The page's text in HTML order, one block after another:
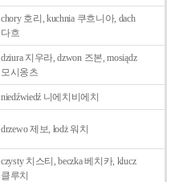
chory 호리, kuchnia 쿠흐니아, dach
다흐
dziura 지우라, dzwon 즈본, mosiądz
모시옹츠
niedźwiedź 니에치비에치
drzewo 제보, łodż 워치
czysty 치스티, beczka 베치카, klucz
클루치